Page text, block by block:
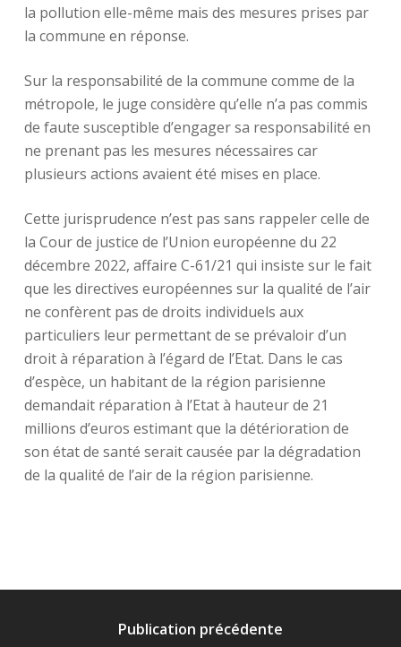
la pollution elle-même mais des mesures prises par
la commune en réponse.
Sur la responsabilité de la commune comme de la
métropole, le juge considère qu’elle n’a pas commis
de faute susceptible d’engager sa responsabilité en
ne prenant pas les mesures nécessaires car
plusieurs actions avaient été mises en place.
Cette jurisprudence n’est pas sans rappeler celle de
la Cour de justice de l’Union européenne du 22
décembre 2022, affaire C-61/21 qui insiste sur le fait
que les directives européennes sur la qualité de l’air
ne confèrent pas de droits individuels aux
particuliers leur permettant de se prévaloir d’un
droit à réparation à l’égard de l’Etat. Dans le cas
d’espèce, un habitant de la région parisienne
demandait réparation à l’Etat à hauteur de 21
millions d’euros estimant que la détérioration de
son état de santé serait causée par la dégradation
de la qualité de l’air de la région parisienne.
Publication précédente